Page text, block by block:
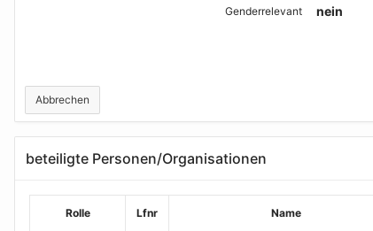
Genderrelevant nein
Abbrechen
beteiligte Personen/Organisationen
Rolle Lfnr Name